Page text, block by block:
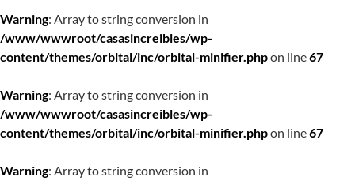
Warning: Array to string conversion in
/www/wwwroot/casasincreibles/wp-
content/themes/orbital/inc/orbital-minifier.phpon line67
Warning: Array to string conversion in
/www/wwwroot/casasincreibles/wp-
content/themes/orbital/inc/orbital-minifier.phpon line67
Warning: Array to string conversion in